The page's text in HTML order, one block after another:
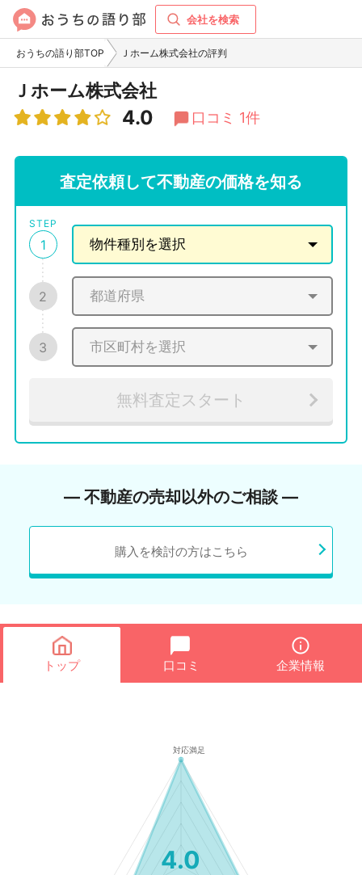
会社を検索
おうちの語り部TOP Ｊホーム株式会社の評判
Ｊホーム株式会社
4.0 口コミ 1件
査定依頼して不動産の価格を知る
STEP
1
2
3
無料査定スタート
― 不動産の売却以外のご相談 ―
購入を検討の方はこちら
トップ 口コミ 企業情報
4.0